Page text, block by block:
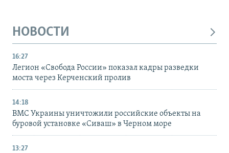
НОВОСТИ
16:27
Легион «Свобода России» показал кадры разведки
моста через Керченский пролив
14:18
ВМС Украины уничтожили российские объекты на
буровой установке «Сиваш» в Черном море
13:27